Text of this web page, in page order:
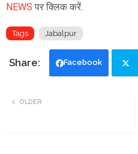
NEWS पर क्लिक करें.
Tags Jabalpur
Facebook
OLDER